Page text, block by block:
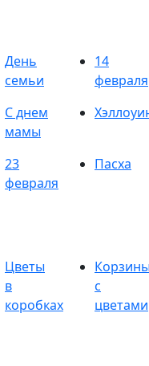
День
семьи
14
февраля
С днем
мамы
23
февраля
Пасха
Цветы
в
коробках
с
цветами